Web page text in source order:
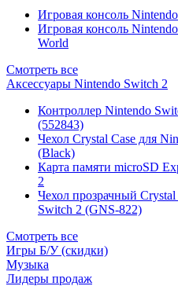
Игровая консоль
Игровая консоль
World
Смотреть все
Аксессуары Nintendo Switch 2
Контроллер Nintendo
(552843)
Чехол Сrystal Сase для
(Black)
Карта памяти microSD
2
Чехол прозрачный
Switch 2 (GNS-822)
Смотреть все
Игры Б/У (скидки)
Музыка
Лидеры продаж